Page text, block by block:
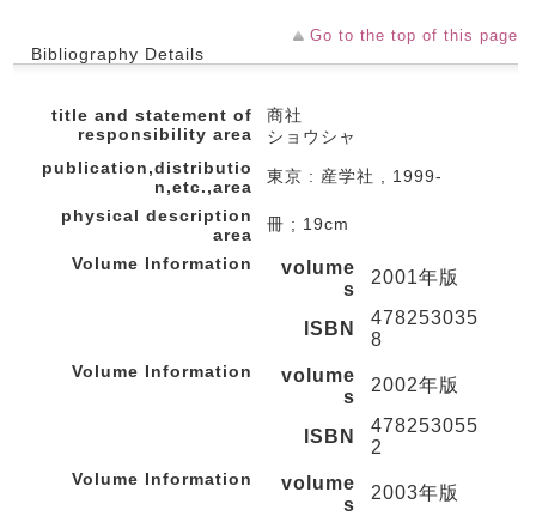
Go to the top of this page
Bibliography Details
title and statement of
responsibility area
商社
ショウシャ
publication,distributio
n,etc.,area
東京 : 産学社 , 1999-
physical description
area
冊 ; 19cm
Volume Information
volume
s
2001年版
ISBN
478253035
8
Volume Information
volume
s
2002年版
ISBN
478253055
2
Volume Information
volume
s
2003年版